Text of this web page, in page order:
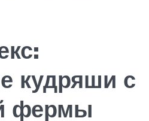
кудряши с
фермы